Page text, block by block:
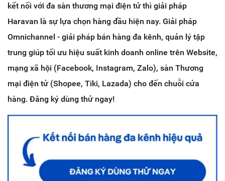
kết nối với đa sàn thương mại điện tử thì giải pháp
Haravan là sự lựa chọn hàng đầu hiện nay. Giải pháp
Omnichannel - giải pháp bán hàng đa kênh, quản lý tập
trung giúp tối ưu hiệu suất kinh doanh online trên Website,
mạng xã hội (Facebook, Instagram, Zalo), sàn Thương
mại điện tử (Shopee, Tiki, Lazada) cho đến chuỗi cửa
hàng. Đăng ký dùng thử ngay!